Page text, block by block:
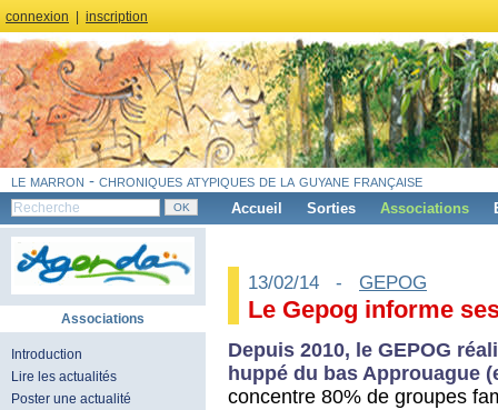
connexion inscription
le marron - chroniques atypiques de la guyane française
Accueil Sorties Associations
Associations
Introduction
Lire les actualités
Poster une actualité
13/02/14 - GEPOG
Le Gepog informe
Depuis 2010, le GEPOG
huppé du bas Approuague
concentre 80% de groupes